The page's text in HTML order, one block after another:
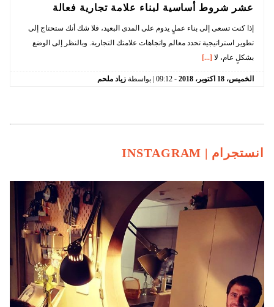
عشر شروط أساسية لبناء علامة تجارية فعالة
إذا كنت تسعى إلى بناء عملٍ يدوم على المدى البعيد، فلا شك أنك ستحتاج إلى
تطوير استراتيجية تحدد معالم واتجاهات علامتك التجارية. وبالنظر إلى الوضع
بشكلٍ عام، لا [...]
الخميس، 18 اكتوبر، 2018
-
09:12 | بواسطة زياد ملحم
انستجرام | INSTAGRAM